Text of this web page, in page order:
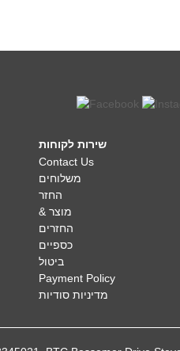
שירות לקוחות
Contact Us
משלוחים
החזר
מוצר &
החזרים
כספיים
ביטול
Payment Policy
מדיניות סודיות